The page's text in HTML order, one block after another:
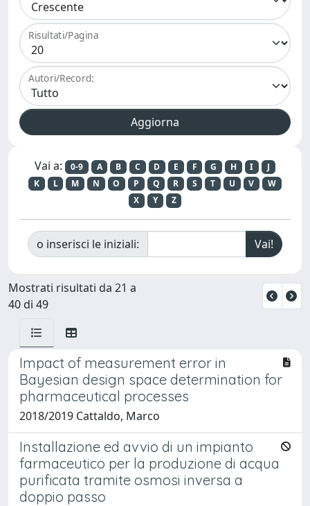
Risultati/Pagina
Autori/Record:
Vai a: 0-9 A B C D E F G H I
J
K
L M N O P Q R S T U V
W
X
Y Z
o inserisci le iniziali:
Mostrati risultati da 21 a
40 di 49
Impact of measurement error in
Bayesian design space determination for
pharmaceutical processes
2018/2019 Cattaldo, Marco
Installazione ed avvio di un impianto
farmaceutico per la produzione di acqua
purificata tramite osmosi inversa a
doppio passo